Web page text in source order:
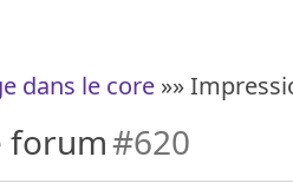
dans le core »»
forum#620